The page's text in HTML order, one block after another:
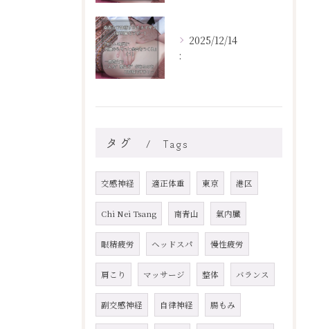
2025/12/14
:
タグ Tags
交感神経 適正体重 東京 港区
Chi Nei Tsang 南青山 氣内臓
眼精疲労 ヘッドスパ 慢性疲労
肩こり マッサージ 整体 バランス
副交感神経 自律神経 腸もみ